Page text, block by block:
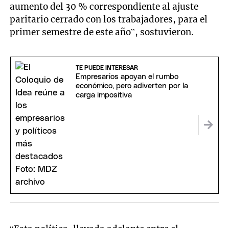
aumento del 30 % correspondiente al ajuste
paritario cerrado con los trabajadores, para el
primer semestre de este año”, sostuvieron.
TE PUEDE INTERESAR
Empresarios apoyan el rumbo
económico, pero adiverten por la
carga impositiva